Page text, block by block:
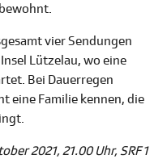
vier Sendungen
Lützelau, wo eine
Bei Dauerregen
eine Familie kennen, die
2021, 21.00 Uhr, SRF 1